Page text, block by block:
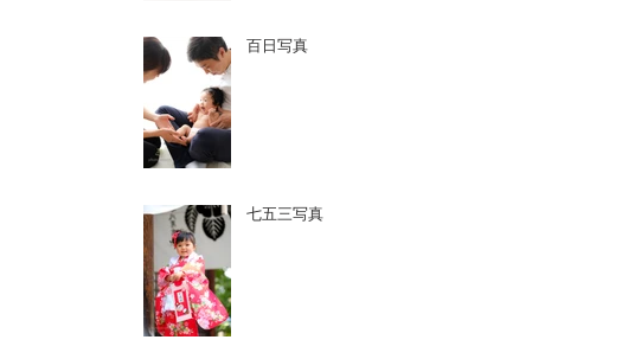
百日写真
七五三写真